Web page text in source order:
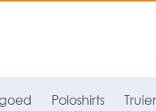
Poloshirts